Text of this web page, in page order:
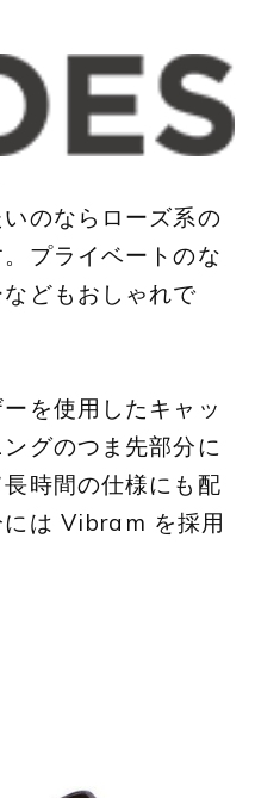
のならローズ系の
プライベートのな
どもおしゃれで
を使用したキャッ
グのつま先部分に
時間の仕様にも配
は Vibram を採用